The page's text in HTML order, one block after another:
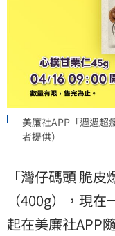
美廉社APP「週週超
者提供）
「灣仔碼頭 脆
（400g），現
起在美廉社APP